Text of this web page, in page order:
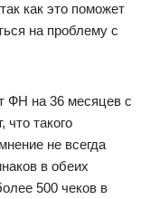
как это поможет
на проблему с
ФН на 36 месяцев с
что такого
не всегда
в обеих
500 чеков в